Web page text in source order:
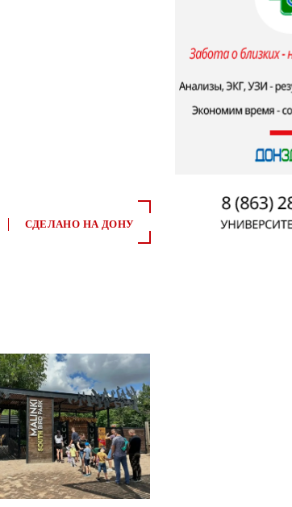
СДЕЛАНО НА ДОНУ
информации*
информации*